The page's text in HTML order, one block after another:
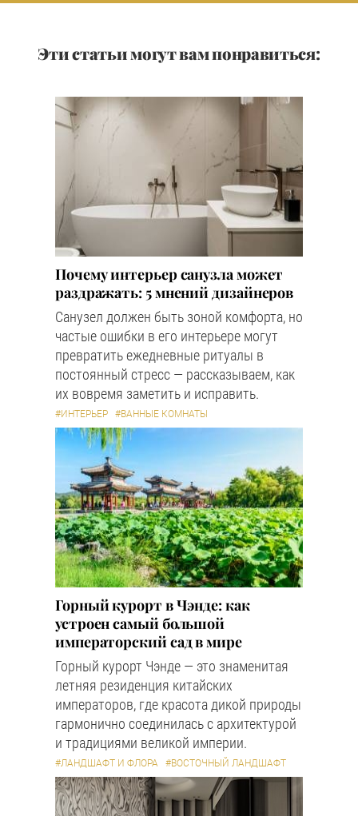
Эти статьи могут вам понравиться:
Почему интерьер санузла может
раздражать: 5 мнений дизайнеров
Санузел должен быть зоной комфорта, но
частые ошибки в его интерьере могут
превратить ежедневные ритуалы в
постоянный стресс — рассказываем, как
их вовремя заметить и исправить.
#ИНТЕРЬЕР #ВАННЫЕ КОМНАТЫ
Горный курорт в Чэнде: как
устроен самый большой
императорский сад в мире
Горный курорт Чэнде — это знаменитая
летняя резиденция китайских
императоров, где красота дикой природы
гармонично соединилась с архитектурой
и традициями великой империи.
#ЛАНДШАФТ И ФЛОРА #ВОСТОЧНЫЙ ЛАНДШАФТ